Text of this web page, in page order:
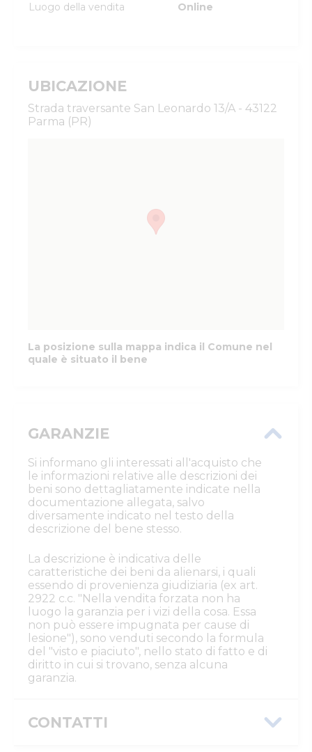
Luogo della vendita Online
UBICAZIONE
Strada traversante San Leonardo 13/A - 43122
Parma (PR)
La posizione sulla mappa indica il Comune nel
quale è situato il bene
GARANZIE
Si informano gli interessati all'acquisto che
le informazioni relative alle descrizioni dei
beni sono dettagliatamente indicate nella
documentazione allegata, salvo
diversamente indicato nel testo della
descrizione del bene stesso.
La descrizione è indicativa delle
caratteristiche dei beni da alienarsi, i quali
essendo di provenienza giudiziaria (ex art.
2922 c.c. "Nella vendita forzata non ha
luogo la garanzia per i vizi della cosa. Essa
non può essere impugnata per cause di
lesione"), sono venduti secondo la formula
del "visto e piaciuto", nello stato di fatto e di
diritto in cui si trovano, senza alcuna
garanzia.
CONTATTI